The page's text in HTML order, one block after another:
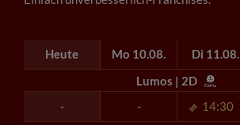
Heute Mo 10.08. Di 11.08.
- - 14:30
Lumos | 2D